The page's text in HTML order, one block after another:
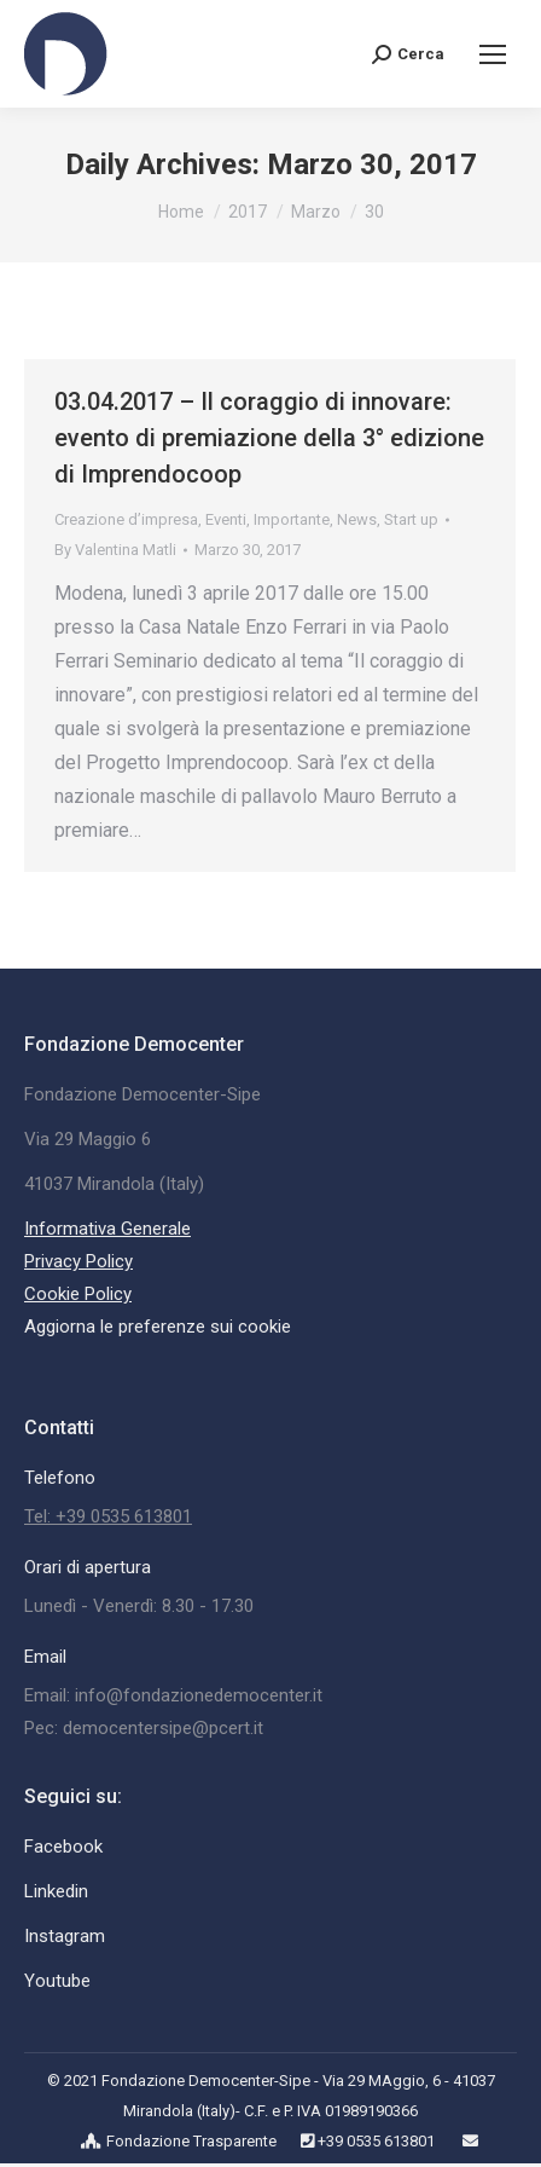
Search:
Cerca
Daily Archives: Marzo 30, 2017
You are here:
Home 2017 Marzo 30
03.04.2017 – Il coraggio di innovare:
evento di premiazione della 3° edizione
di Imprendocoop
Creazione d’impresa, Eventi, Importante, News, Start up
By Valentina Matli Marzo 30, 2017
Modena, lunedì 3 aprile 2017 dalle ore 15.00
presso la Casa Natale Enzo Ferrari in via Paolo
Ferrari Seminario dedicato al tema “Il coraggio di
innovare”, con prestigiosi relatori ed al termine del
quale si svolgerà la presentazione e premiazione
del Progetto Imprendocoop. Sarà l’ex ct della
nazionale maschile di pallavolo Mauro Berruto a
premiare…
Fondazione Democenter
Fondazione Democenter-Sipe
Via 29 Maggio 6
41037 Mirandola (Italy)
Informativa Generale
Privacy Policy
Cookie Policy
Aggiorna le preferenze sui cookie
Contatti
Telefono
Tel: +39 0535 613801
Orari di apertura
Lunedì - Venerdì: 8.30 - 17.30
Email
Email: info@fondazionedemocenter.it
Pec: democentersipe@pcert.it
Seguici su:
Facebook
Linkedin
Instagram
Youtube
© 2021 Fondazione Democenter-Sipe - Via 29 MAggio, 6 - 41037
Mirandola (Italy)- C.F. e P. IVA 01989190366
Fondazione Trasparente
+39 0535 613801